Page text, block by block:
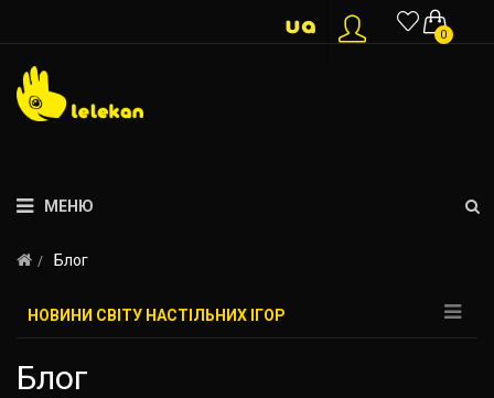
0
МЕНЮ
Блог
НОВИНИ СВІТУ НАСТІЛЬНИХ ІГОР
Блог